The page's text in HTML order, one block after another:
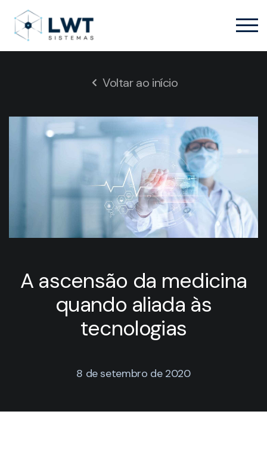
Voltar ao início
A ascensão da medicina
quando aliada às
tecnologias
8 de setembro de 2020